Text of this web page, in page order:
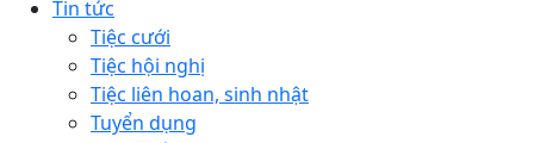
Tin tức
Tiệc cưới
Tiệc hội nghị
Tiệc liên hoan, sinh nhật
Tuyển dụng